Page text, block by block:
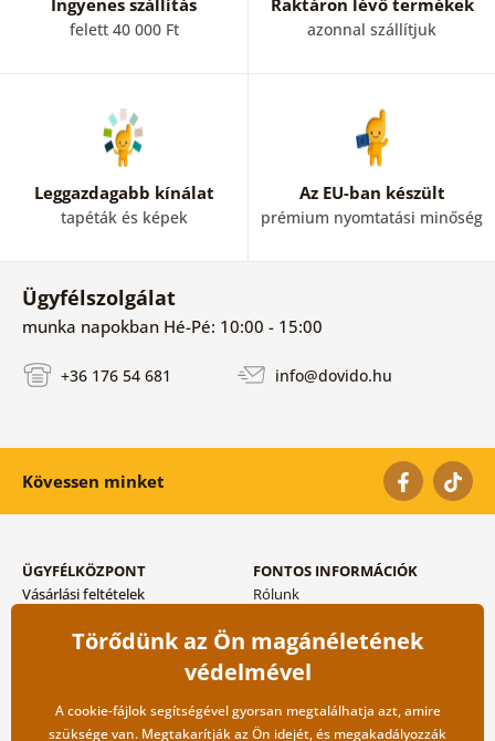
felett 40 000 Ft azonnal szállítjuk
Leggazdagabb kínálat
tapéták és képek
Az EU-ban készült
prémium nyomtatási minőség
Ügyfélszolgálat
munka napokban Hé-Pé: 10:00 - 15:00
+36 176 54 681 info@dovido.hu
Kövessen minket
ÜGYFÉLKÖZPONT
Vásárlási feltételek
Szállítási és fizetési módok
FONTOS INFORMÁCIÓK
Rólunk
Blog
Kapcsolat
Nagykereskedelmi
együttműködés
Törődünk az Ön magánéletének
védelmével
A cookie-fájlok segítségével gyorsan megtalálhatja azt, amire
szüksége van. Megtakarítják az Ön idejét, és megakadályozzák